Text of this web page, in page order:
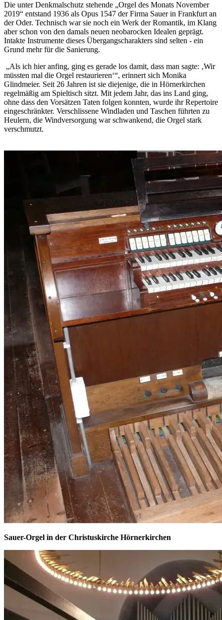
Die unter Denkmalschutz stehende „Orgel des Monats November
2019“ entstand 1936 als Opus 1547 der Firma Sauer in Frankfurt an
der Oder. Technisch war sie noch ein Werk der Romantik, im Klang
aber schon von den damals neuen neobarocken Idealen geprägt.
Intakte Instrumente dieses Übergangscharakters sind selten - ein
Grund mehr für die Sanierung.
„Als ich hier anfing, ging es gerade los damit, dass man sagte: ‚Wir
müssten mal die Orgel restaurieren‘“, erinnert sich Monika
Glindmeier. Seit 26 Jahren ist sie diejenige, die in Hörnerkirchen
regelmäßig am Spieltisch sitzt. Mit jedem Jahr, das ins Land ging,
ohne dass den Vorsätzen Taten folgen konnten, wurde ihr Repertoire
eingeschränkter. Verschlissene Windladen und Taschen führten zu
Heulern, die Windversorgung war schwankend, die Orgel stark
verschmutzt.
Sauer-Orgel in der Christuskirche Hörnerkirchen